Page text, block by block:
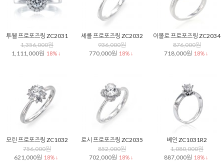
투웰 프로포즈링 ZC2031
1,356,000원
1,111,000원 18% ↓
셰를 프로포즈링 ZC2032
936,000원
770,000원 18% ↓
이볼로 프로포즈링 ZC2034
876,000원
718,000원 18% ↓
모린 프로포즈링 ZC1032
756,000원
621,000원 18% ↓
로시 프로포즈링 ZC2035
852,000원
702,000원 18% ↓
베인 ZC1031R2
1,080,000원
887,000원 18% ↓